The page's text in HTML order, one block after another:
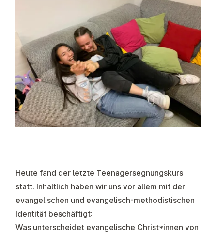
Heute fand der letzte Teenagersegnungskurs
statt. Inhaltlich haben wir uns vor allem mit der
evangelischen und evangelisch-methodistischen
Identität beschäftigt:
Was unterscheidet evangelische Christ*innen von